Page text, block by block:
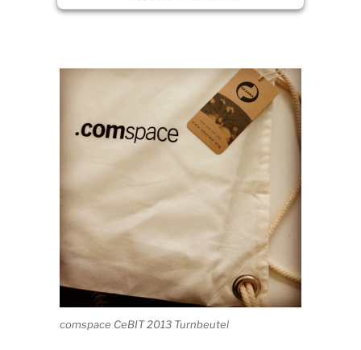
comspace CeBIT 2013 Turnbeutel